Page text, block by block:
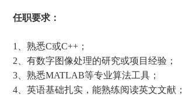
任职要求：
1 、熟悉C或C++ ；
2 、有数字图像处理的研究或项目经验；
3 、熟悉MATLAB等专业算法工具；
4 、英语基础扎实，能熟练阅读英文文献；